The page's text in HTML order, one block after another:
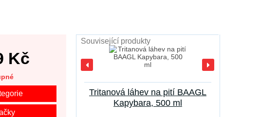
Kč
Související produkty
Tritanová láhev na pití BAAGL
Kapybara, 500 ml